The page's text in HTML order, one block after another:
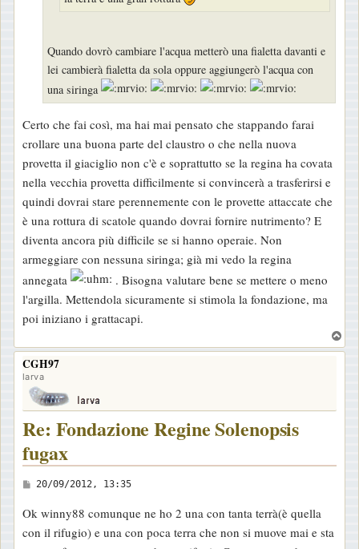
Quando dovrò cambiare l'acqua metterò una fialetta davanti e
lei cambierà fialetta da sola oppure aggiungerò l'acqua con
una siringa
Certo che fai così, ma hai mai pensato che stappando farai
crollare una buona parte del claustro o che nella nuova
provetta il giaciglio non c'è e soprattutto se la regina ha covata
nella vecchia provetta difficilmente si convincerà a trasferirsi e
quindi dovrai stare perennemente con le provette attaccate che
è una rottura di scatole quando dovrai fornire nutrimento? E
diventa ancora più difficile se si hanno operaie. Non
armeggiare con nessuna siringa; già mi vedo la regina
annegata
. Bisogna valutare bene se mettere o meno
l'argilla. Mettendola sicuramente si stimola la fondazione, ma
poi iniziano i grattacapi.
o
CGH97
larva
Re: Fondazione Regine Solenopsis
fugax
M
s
s
20/09/2012, 13:35
Ok winny88 comunque ne ho 2 una con tanta terrà(è quella
con il rifugio) e una con poca terra che non si muove mai e sta